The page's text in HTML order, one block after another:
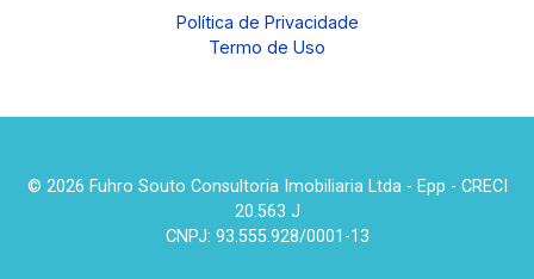
Política de Privacidade
Termo de Uso
© 2026 Fuhro Souto Consultoria Imobiliaria Ltda - Epp - CRECI
20.563 J
CNPJ: 93.555.928/0001-13